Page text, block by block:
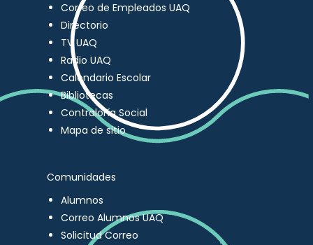
Correo de Empleados UAQ
Directorio
TV UAQ
Radio UAQ
Calendario Escolar
Bibliotecas
Contraloría Social
Mapa de sitio
Comunidades
Alumnos
Correo Alumnos UAQ
Solicitud Correo